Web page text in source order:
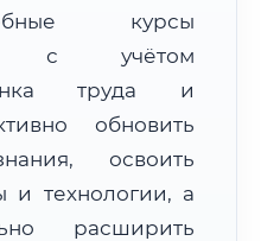
ФИС ФРДО
курсы
с учётом
труда и
обновить
освоить
и технологии, а
расширить